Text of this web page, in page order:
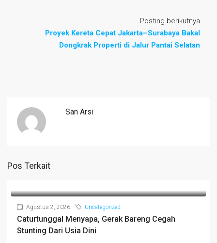
Posting berikutnya
Proyek Kereta Cepat Jakarta–Surabaya Bakal
Dongkrak Properti di Jalur Pantai Selatan
San Arsi
Pos Terkait
Agustus 2, 2026 Uncategorized
Caturtunggal Menyapa, Gerak Bareng Cegah
Stunting Dari Usia Dini